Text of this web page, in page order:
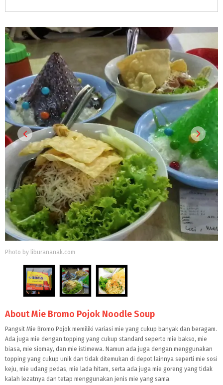
Photo by liburananak.com
About Mie Bromo Pojok Noodle Soup
Pangsit Mie Bromo Pojok memiliki variasi mie yang cukup banyak dan beragam.
Ada juga mie dengan topping yang cukup standard seperto mie bakso, mie
biasa, mie siomay, dan mie istimewa. Namun ada juga dengan menggunakan
topping yang cukup unik dan tidak ditemukan di depot lainnya seperti mie sosi
keju, mie udang pedas, mie lada hitam, serta ada juga mie goreng yang tidak
kalah lezatnya dan tetap menggunakan jenis mie yang sama.